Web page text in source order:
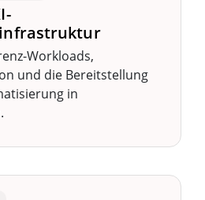
Workloads,
und die Bereitstellung
in